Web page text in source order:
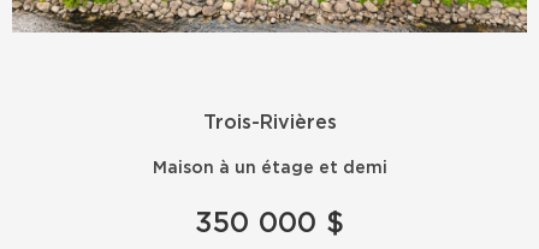
Trois-Rivières
Maison à un étage et demi
350 000 $
Trois-Rivières
Maison à un étage et demi
350 000 $
Trois-Rivières
Maison à un étage et demi
350 000 $